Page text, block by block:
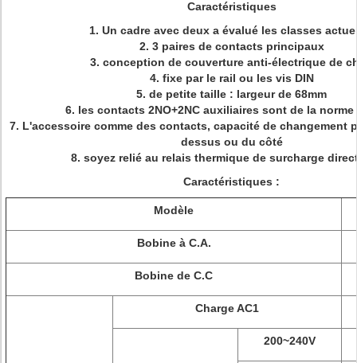
Caractéristiques
1. Un cadre avec deux a évalué les classes
2. 3 paires de contacts principaux
3. conception de couverture anti-électrique de
4. fixe par le rail ou les vis DIN
5. de petite taille : largeur de 68mm
6. les contacts 2NO+2NC auxiliaires sont de la
7. L'accessoire comme des contacts, capacité de changement
dessus ou du côté
8. soyez relié au relais thermique de surcharge
Caractéristiques :
Modèle
Bobine à C.A.
Bobine de C.C
Charge AC1
200~240V